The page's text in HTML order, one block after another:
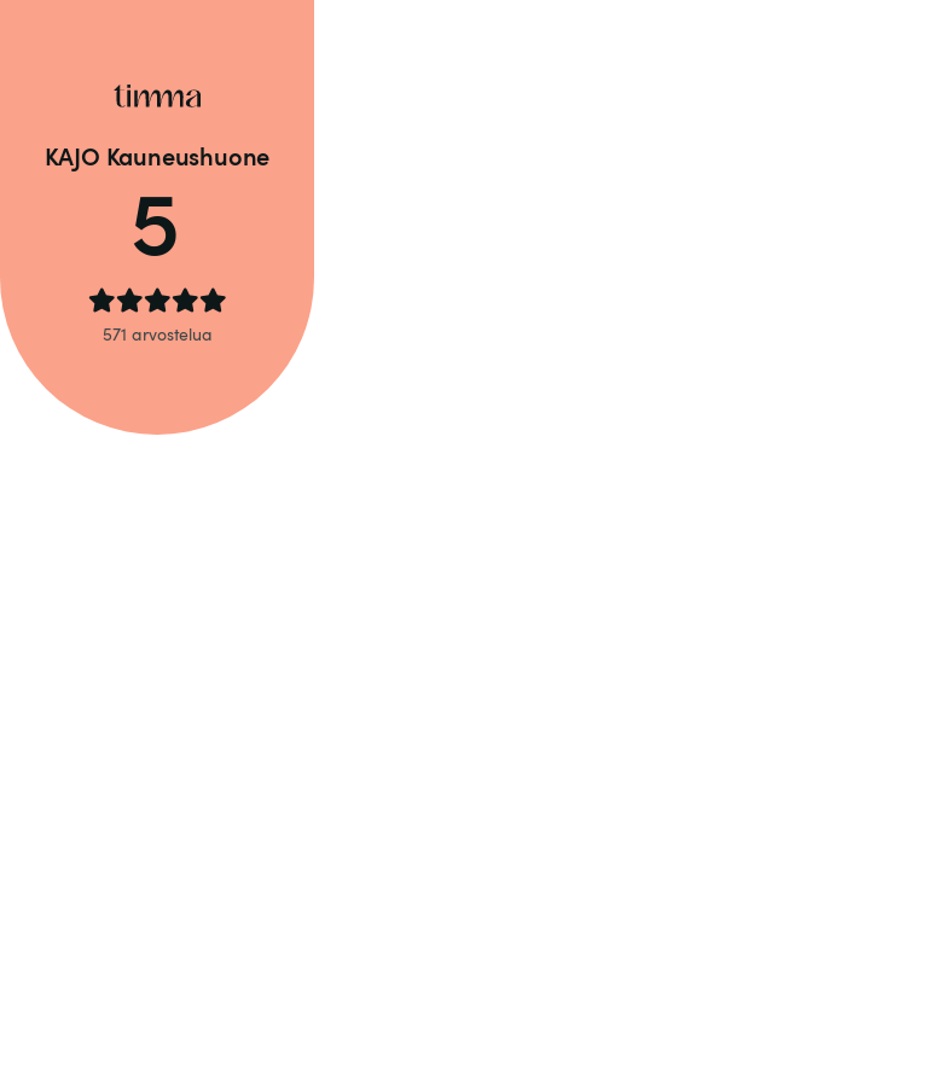
KAJO Kauneushuone
5
571 arvostelua